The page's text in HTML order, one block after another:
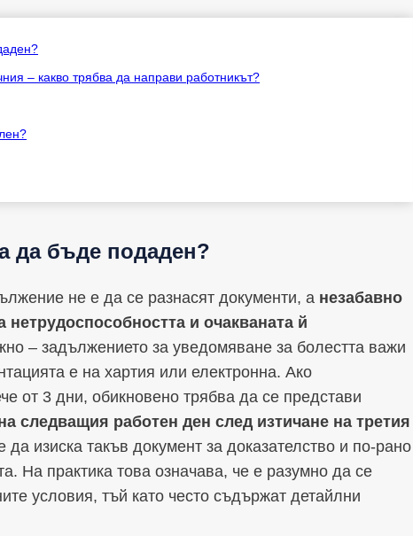
– какво трябва да направи работникът?
да бъде подаден?
не е да се разнасят документи, а незабавно
и очакваната й
– задължението за уведомяване за болестта важи
е на хартия или електронна. Ако
от 3 дни, обикновено трябва да се представи
следващия работен ден след изтичане на третия
изиска такъв документ за доказателство и по-рано
На практика това означава, че е разумно да се
условия, тъй като често съдържат детайлни